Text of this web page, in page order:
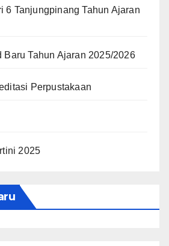
6 Tanjungpinang Tahun Ajaran
Baru Tahun Ajaran 2025/2026
Perpustakaan
2025